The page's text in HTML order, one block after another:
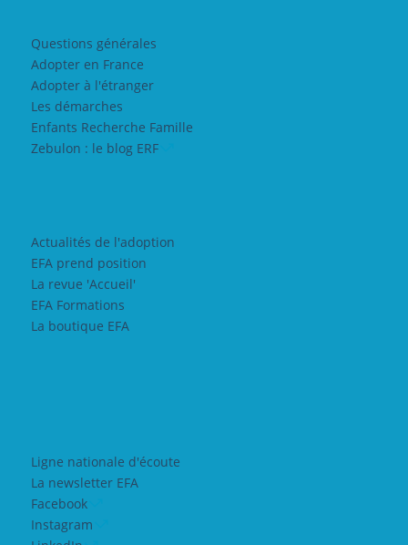
Questions générales
Adopter en France
Adopter à l'étranger
Les démarches
Enfants Recherche Famille
Zebulon : le blog ERF
Actualités de l'adoption
EFA prend position
La revue 'Accueil'
EFA Formations
La boutique EFA
Ligne nationale d'écoute
La newsletter EFA
Facebook
Instagram